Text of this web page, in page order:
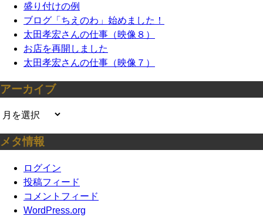
盛り付けの例
ブログ「ちえのわ」始めました！
太田孝宏さんの仕事（映像８）
お店を再開しました
太田孝宏さんの仕事（映像７）
アーカイブ
ア
カ
メタ情報
ログイン
投稿フィード
コメントフィード
WordPress.org